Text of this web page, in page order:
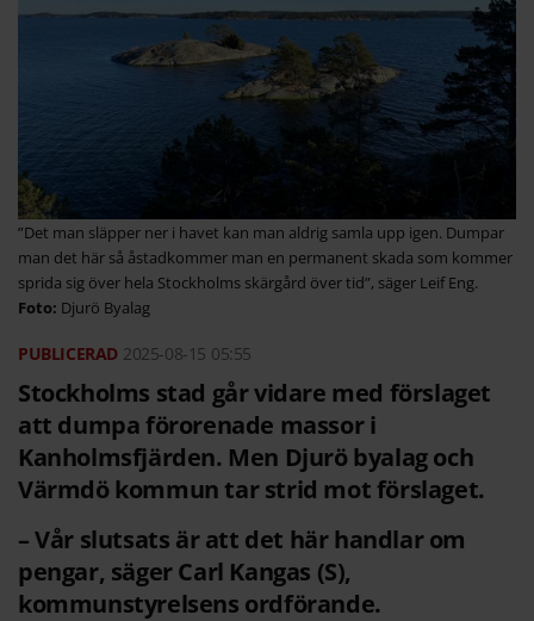
”Det man släpper ner i havet kan man aldrig samla upp igen. Dumpar
man det här så åstadkommer man en permanent skada som kommer
sprida sig över hela Stockholms skärgård över tid”, säger Leif Eng.
Djurö Byalag
2025-08-15 05:55
Stockholms stad går vidare med förslaget
att dumpa förorenade massor i
Kanholmsfjärden. Men Djurö byalag och
Värmdö kommun tar strid mot förslaget.
– Vår slutsats är att det här handlar om
pengar, säger Carl Kangas (S),
kommunstyrelsens ordförande.